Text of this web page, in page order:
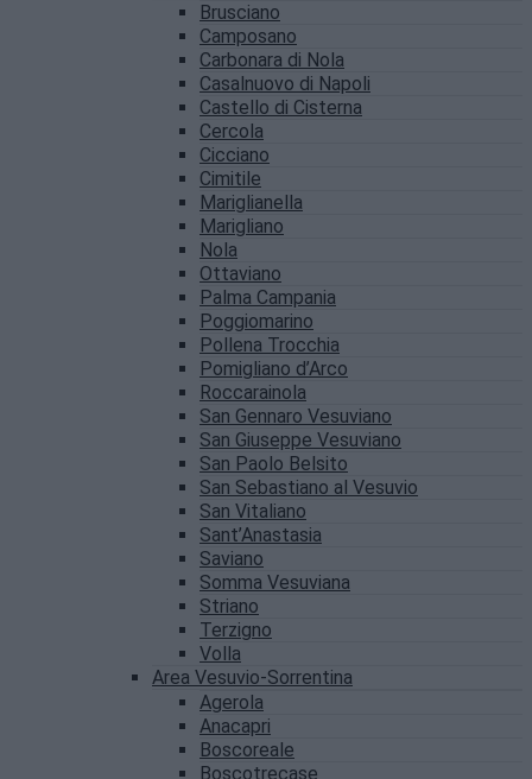
Brusciano
Camposano
Carbonara di Nola
Casalnuovo di Napoli
Castello di Cisterna
Cercola
Cicciano
Cimitile
Mariglianella
Marigliano
Nola
Ottaviano
Palma Campania
Poggiomarino
Pollena Trocchia
Pomigliano d’Arco
Roccarainola
San Gennaro Vesuviano
San Giuseppe Vesuviano
San Paolo Belsito
San Sebastiano al Vesuvio
San Vitaliano
Sant’Anastasia
Saviano
Somma Vesuviana
Striano
Terzigno
Volla
Area Vesuvio-Sorrentina
Agerola
Anacapri
Boscoreale
Boscotrecase